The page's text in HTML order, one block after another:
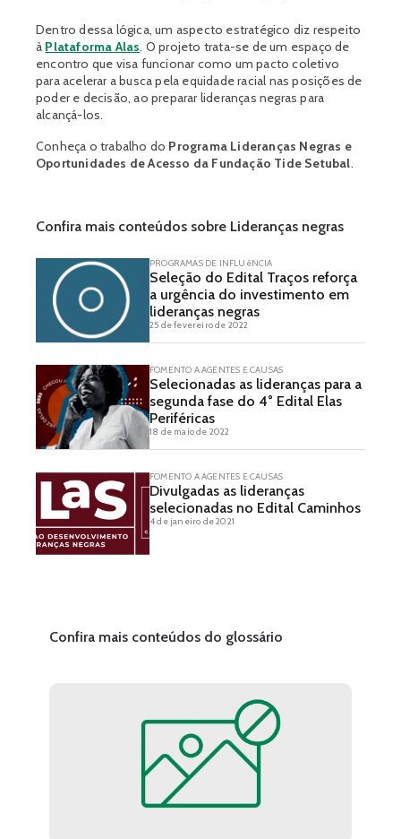
Dentro dessa lógica, um aspecto estratégico diz respeito
à Plataforma Alas. O projeto trata-se de um espaço de
encontro que visa funcionar como um pacto coletivo
para acelerar a busca pela equidade racial nas posições de
poder e decisão, ao preparar lideranças negras para
alcançá-los.
Conheça o trabalho do Programa Lideranças Negras e
Oportunidades de Acesso da Fundação Tide Setubal.
Confira mais conteúdos sobre Lideranças negras
PROGRAMAS DE INFLUêNCIA
Seleção do Edital Traços reforça
a urgência do investimento em
lideranças negras
25 de fevereiro de 2022
FOMENTO A AGENTES E CAUSAS
Selecionadas as lideranças para a
segunda fase do 4° Edital Elas
Periféricas
18 de maio de 2022
FOMENTO A AGENTES E CAUSAS
Divulgadas as lideranças
selecionadas no Edital Caminhos
4 de janeiro de 2021
Confira mais conteúdos do glossário